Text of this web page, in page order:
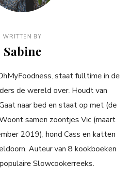
WRITTEN BY
Sabine
staat fulltime in de
de wereld over. Houdt van
naar bed en staat op met (de
samen zoontjes Vic (maart
2019), hond Cass en katten
Auteur van 8 kookboeken
Slowcookerreeks.